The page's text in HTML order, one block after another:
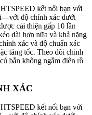
kết nối bạn với
độ chính xác dưới
cải thiện gấp 10 lần
dài hơn nữa và khả năng
xác và độ chuẩn xác
tăng tốc. Theo dõi chính
bắn không ngắm điên rồ
XÁC
kết nối bạn với